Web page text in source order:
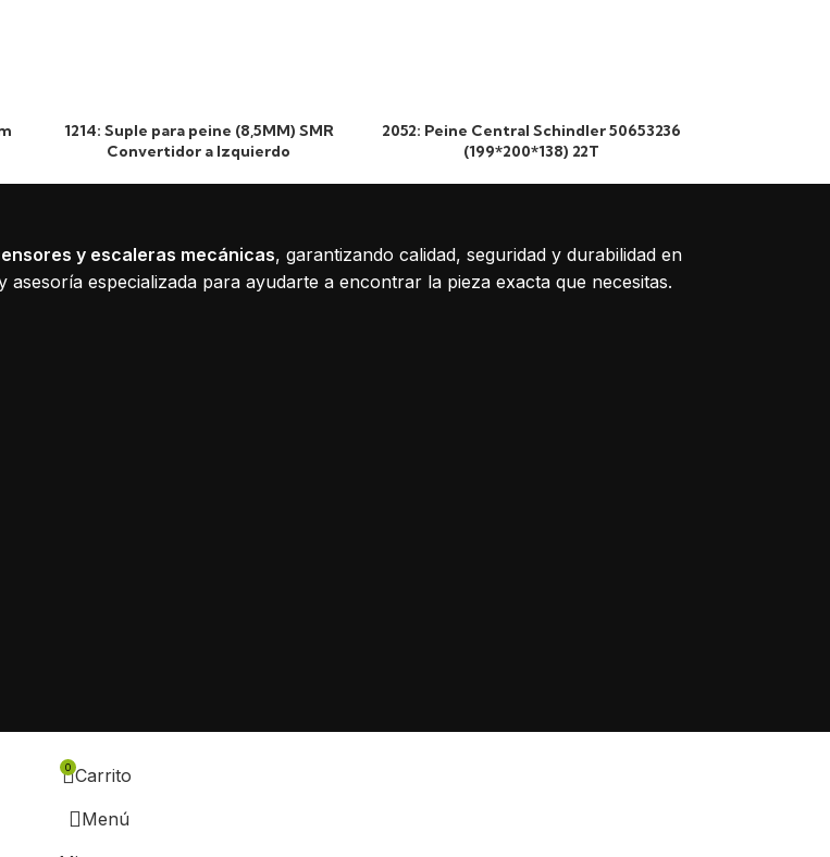
1214: Suple para peine (8,5MM) SMR
Convertidor a Izquierdo
2052: Peine Central Schindler 50653236
(199*200*138) 22T
y escaleras mecánicas, garantizando calidad, seguridad y durabilidad en
especializada para ayudarte a encontrar la pieza exacta que necesitas.
0 Carrito
Menú